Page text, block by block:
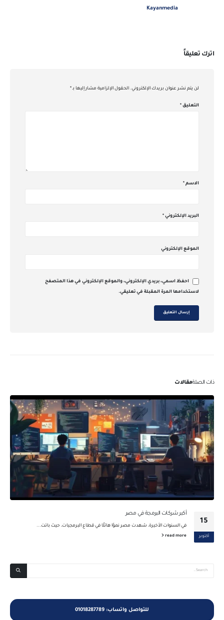
Kayanmedia
اترك تعليقاً
لن يتم نشر عنوان بريدك الإلكتروني. الحقول الإلزامية مشار إليها بـ *
التعليق *
الاسم *
البريد الإلكتروني *
الموقع الإلكتروني
احفظ اسمي، بريدي الإلكتروني، والموقع الإلكتروني في هذا المتصفح
لاستخدامها المرة المقبلة في تعليقي.
ذات الصلةمقالات
15
أكتوبر
أكبر شركات البرمجة في مصر
في السنوات الأخيرة، شهدت مصر نموًا هائلًا في قطاع البرمجيات، حيث باتت...
read more
للتواصل واتساب: 01018287789